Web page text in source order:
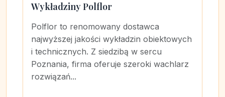
Wykładziny Polflor
Polflor to renomowany dostawca
najwyższej jakości wykładzin obiektowych
i technicznych. Z siedzibą w sercu
Poznania, firma oferuje szeroki wachlarz
rozwiązań...